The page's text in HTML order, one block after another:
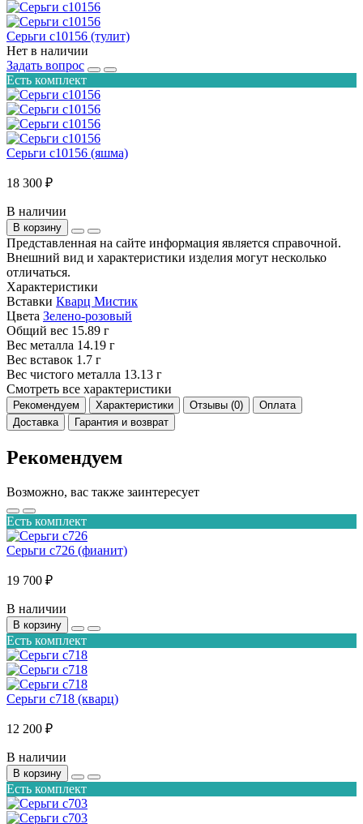
Серьги с10156 (тулит)
Нет в наличии
Задать вопрос
Есть комплект
Серьги с10156 (яшма)
18 300 ₽
В наличии
В корзину
Представленная на сайте информация является справочной.
Внешний вид и характеристики изделия могут несколько
отличаться.
Характеристики
Вставки Кварц Мистик
Цвета Зелено-розовый
Общий вес 15.89 г
Вес металла 14.19 г
Вес вставок 1.7 г
Вес чистого металла 13.13 г
Смотреть все характеристики
Рекомендуем Характеристики Отзывы (0)
Оплата
Доставка
Гарантия и возврат
Рекомендуем
Возможно, вас также заинтересует
Есть комплект
Серьги с726 (фианит)
19 700 ₽
В наличии
В корзину
Есть комплект
Серьги с718 (кварц)
12 200 ₽
В наличии
В корзину
Есть комплект